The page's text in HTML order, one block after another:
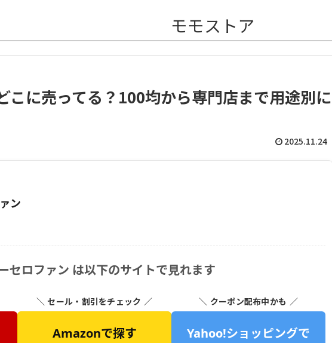
モモストア
こに売ってる？100均から専門店まで用途別に
2025.11.24
ン
セロファン は以下のサイトで見れます
＼ セール・割引をチェック ／
Amazonで探す
＼ クーポン配布中かも ／
Yahoo!ショッピングで